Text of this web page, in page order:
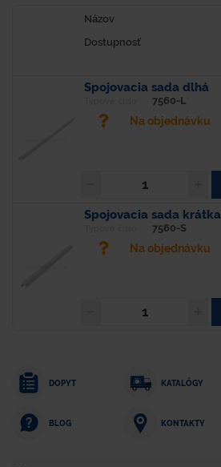
Názov
Dostupnosť
Spojovacia sada dlhá
7560-L
Na objednávku
Spojovacia sada krátka
7560-S
Na objednávku
DOPYT KATALÓGY
BLOG KONTAKTY